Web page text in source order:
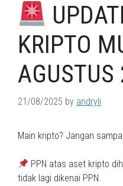
KRIPTO
21/08/2025 by andryli
Main kripto? Jangan
PPN atas aset kripto
tidak lagi dikenai PPN.